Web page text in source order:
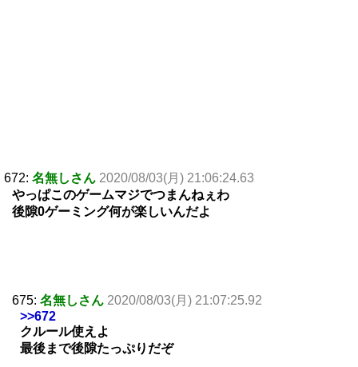
672: 名無しさん 2020/08/03(月) 21:06:24.63
やっぱこのゲームマジでつまんねぇわ
後隙0ゲーミング何が楽しいんだよ
675: 名無しさん 2020/08/03(月) 21:07:25.92
>>672
クルール使えよ
最後まで後隙たっぷりだぞ